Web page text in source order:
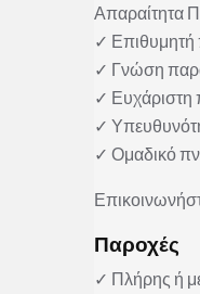
Απαραίτητα
✓ Επιθυμητή
✓ Γνώση
✓ Ευχάριστη
✓
✓ Ομαδικό
Παροχές
✓ Πλήρης ή